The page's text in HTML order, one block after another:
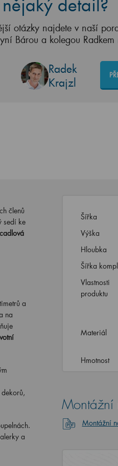
detail?
otázky najdete v naší
Bárou a kolegou
Radek
Krajzl
členů
sedí ke
a
na
a
Šířka
Výška
Hloubka
Šířka
Vlastnosti
produktu
Materiál
Hmotnost
Montážní
Montážní